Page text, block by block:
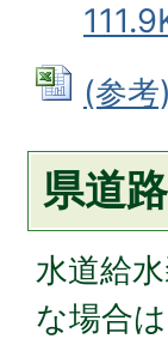
(参
県道
水道給
な場合